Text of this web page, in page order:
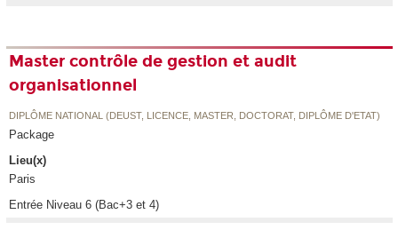
Master contrôle de gestion et audit
organisationnel
DIPLÔME NATIONAL (DEUST, LICENCE, MASTER, DOCTORAT, DIPLÔME D'ETAT)
Package
Lieu(x)
Paris
Entrée Niveau 6 (Bac+3 et 4)